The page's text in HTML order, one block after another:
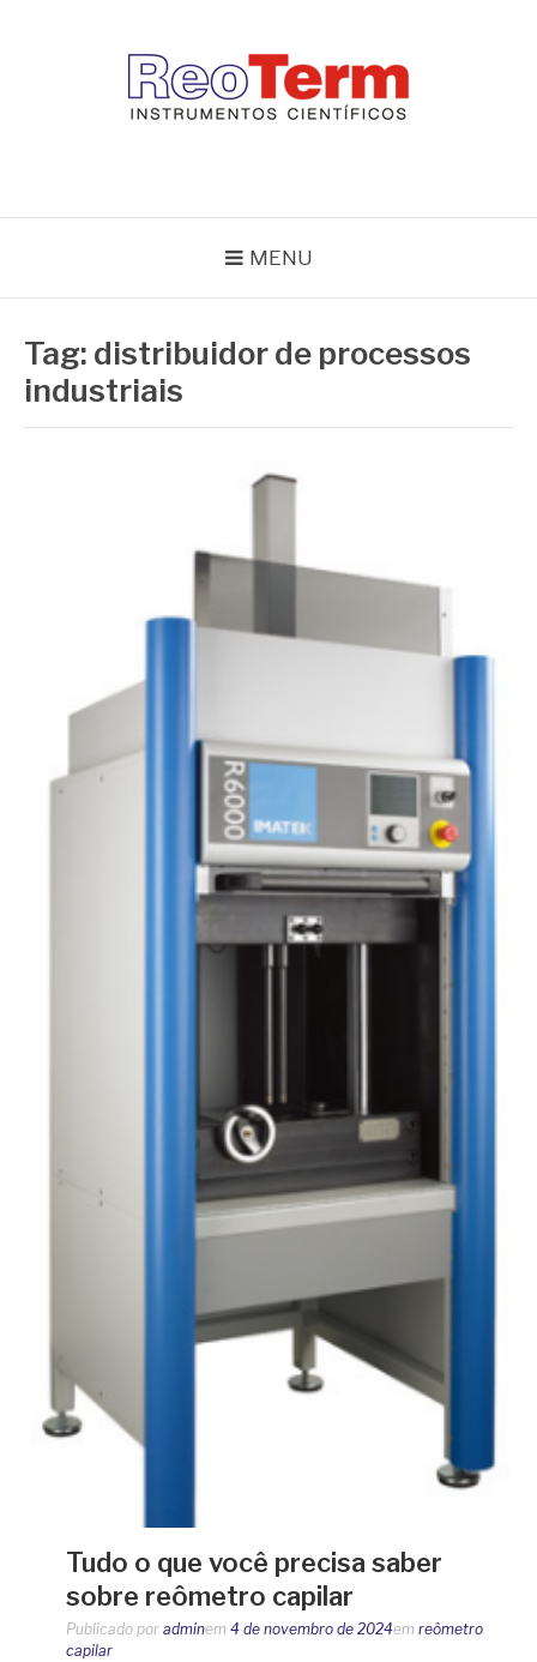
MENU
Tag: distribuidor de processos
industriais
Tudo o que você precisa saber
sobre reômetro capilar
Publicado por adminem 4 de novembro de 2024em reômetro
capilar